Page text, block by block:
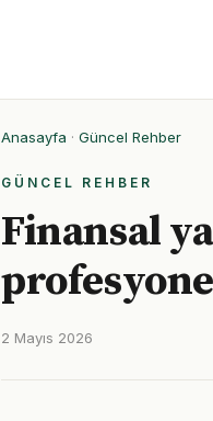
Anasayfa · Güncel Rehber
GÜNCEL REHBER
Finansal
2 Mayıs 2026